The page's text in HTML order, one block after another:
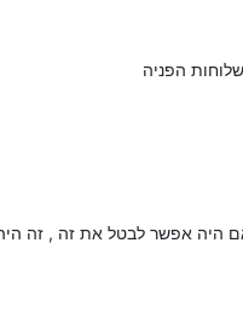
הפניה
היה אפשר לבטל את זה , זה